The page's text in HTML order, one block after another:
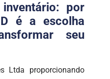
por
é a escolha
seu
Ltda proporcionando